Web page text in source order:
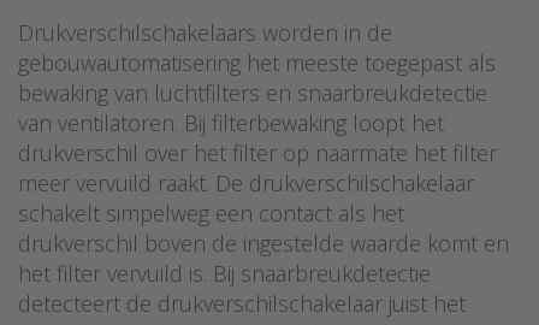
Drukverschilschakelaars worden in de
gebouwautomatisering het meeste toegepast als
bewaking van luchtfilters en snaarbreukdetectie
van ventilatoren. Bij filterbewaking loopt het
drukverschil over het filter op naarmate het filter
meer vervuild raakt. De drukverschilschakelaar
schakelt simpelweg een contact als het
drukverschil boven de ingestelde waarde komt en
het filter vervuild is. Bij snaarbreukdetectie
detecteert de drukverschilschakelaar juist het